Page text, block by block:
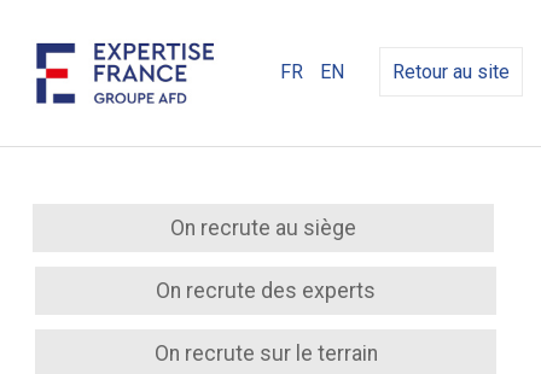
FR EN Retour au site
On recrute au siège
On recrute des experts
On recrute sur le terrain